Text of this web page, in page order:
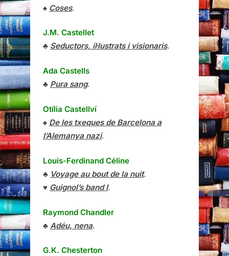
♠ Coses.
J.M. Castellet
♣ Seductors, il·lustrats i visionaris.
Ada Castells
♣ Pura sang.
Otília Castellví
♠ De les txeques de Barcelona a
l’Alemanya nazi.
Louis-Ferdinand Céline
♣ Voyage au bout de la nuit.
♥ Guignol’s band I.
Raymond Chandler
♣ Adéu, nena.
G.K. Chesterton